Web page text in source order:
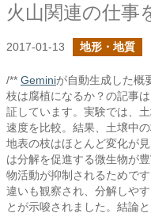
2017-01-13 地形・地質
/** Geminiが自動生成した概
枝は腐植になるか？の記事
証しています。実験では、
速度を比較。結果、土壌中
地表の枝はほとんど変化が
は分解を促進する微生物が
物活動が抑制されるためで
違いも観察され、分解しや
とが示唆されました。結論